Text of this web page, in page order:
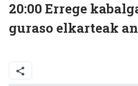
20:00 Errege
guraso elkarteak